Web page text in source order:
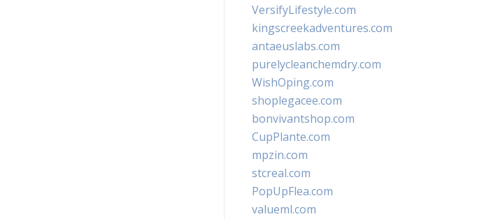
VersifyLifestyle.com
kingscreekadventures.com
antaeuslabs.com
purelycleanchemdry.com
WishOping.com
shoplegacee.com
bonvivantshop.com
CupPlante.com
mpzin.com
stcreal.com
PopUpFlea.com
valueml.com